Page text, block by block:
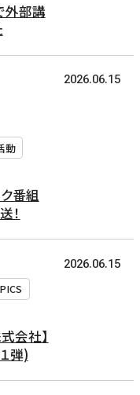
外部講
2026.06.15
動
ク番組
！
2026.06.15
会社】
弾)